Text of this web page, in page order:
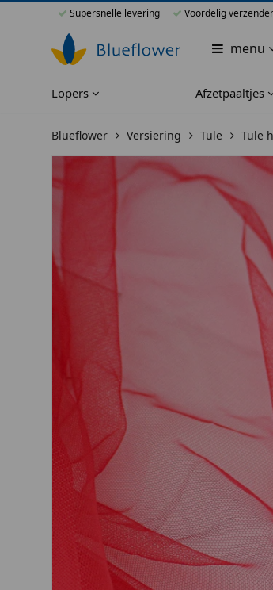
Supersnelle levering Voordelig
menu
Lopers Afzetpaaltjes
Blueflower Versiering Tule Tule